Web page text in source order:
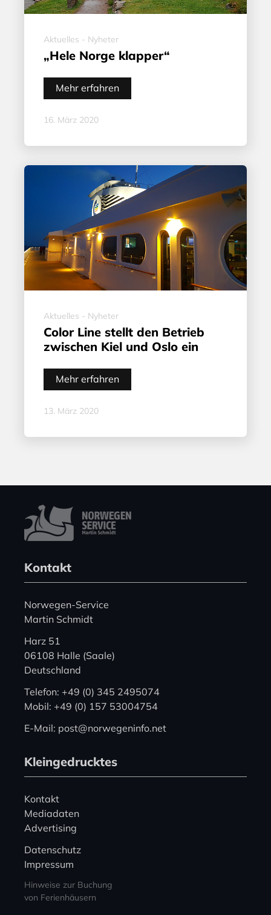
Aktuelles - Nyheter
„Hele Norge klapper“
Mehr erfahren
16. März 2020
Aktuelles - Nyheter
Color Line stellt den Betrieb
zwischen Kiel und Oslo ein
Mehr erfahren
13. März 2020
Kontakt
Norwegen-Service
Martin Schmidt
Harz 51
06108 Halle (Saale)
Deutschland
Telefon: +49 (0) 345 2495074
Mobil: +49 (0) 157 53004754
E-Mail: post@norwegeninfo.net
Kleingedrucktes
Kontakt
Mediadaten
Advertising
Datenschutz
Impressum
Hinweise zur Buchung
von Ferienhäusern